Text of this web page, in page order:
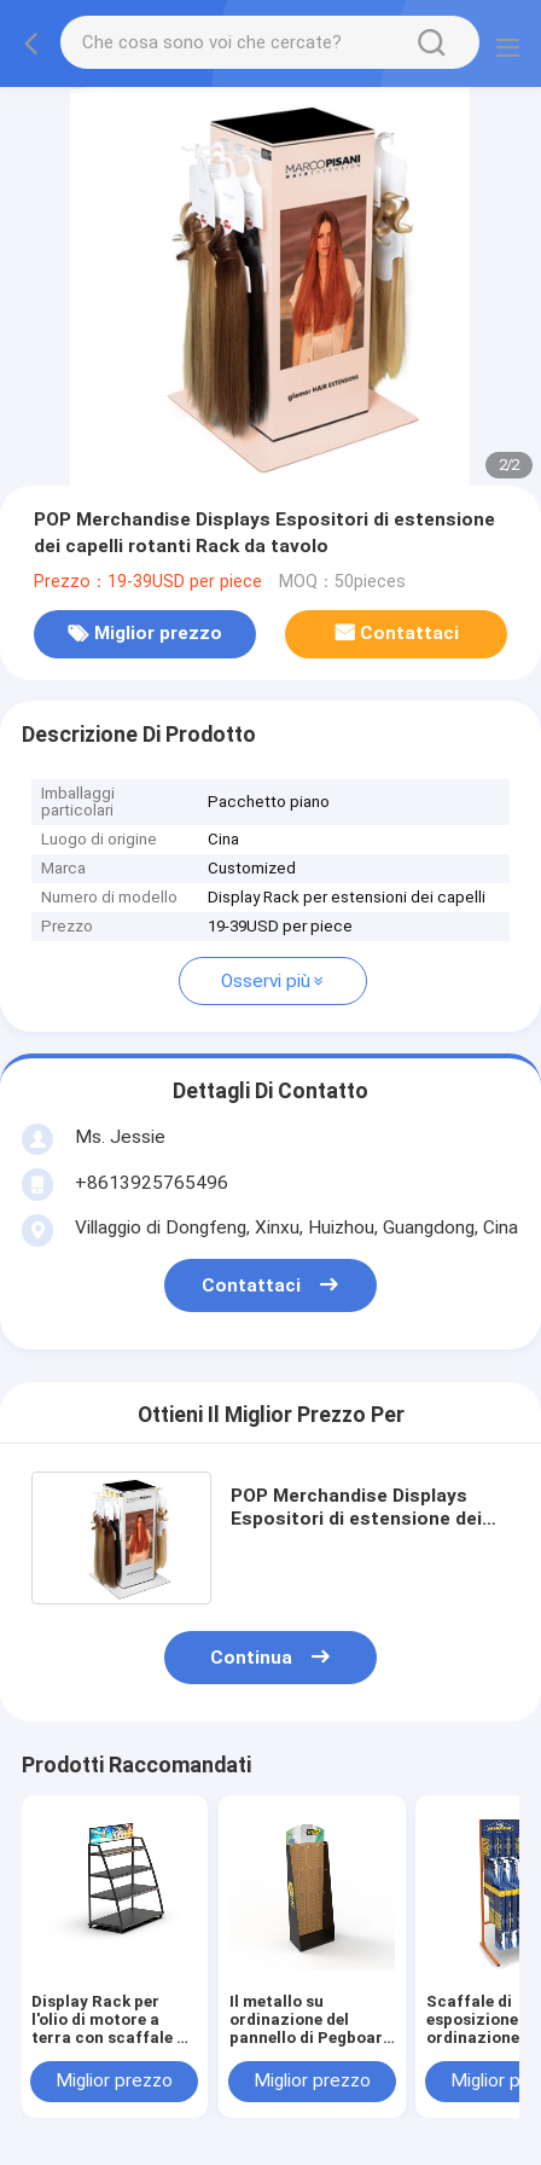
2/2
POP Merchandise Displays Espositori di estensione
dei capelli rotanti Rack da tavolo
Prezzo：19-39USD per piece MOQ：50pieces
Miglior prezzo Contattaci
Descrizione Di Prodotto
Imballaggi
particolari
Pacchetto piano
Luogo di origine
Cina
Marca
Customized
Numero di modello
Display Rack per estensioni dei capelli
Prezzo
19-39USD per piece
Osservi più
Dettagli Di Contatto
Ms. Jessie
+8613925765496
Villaggio di Dongfeng, Xinxu, Huizhou, Guangdong, Cina
Contattaci
Ottieni Il Miglior Prezzo Per
POP Merchandise Displays
Espositori di estensione dei
Continua
Prodotti Raccomandati
Display Rack per
l'olio di motore a
terra con scaffale di
Miglior prezzo
Il metallo su
ordinazione del
pannello di Pegboard
mostra protettivo
del guanto della
Miglior prezzo
Scaffale di
esposizione su
ordinazione
tergicristallo,
di mostra del
Miglior